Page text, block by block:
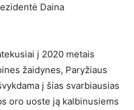
Daina
į 2020 metais
žaidynes, Paryžiaus
į šias svarbiausias
oro uoste ją kalbinusiems